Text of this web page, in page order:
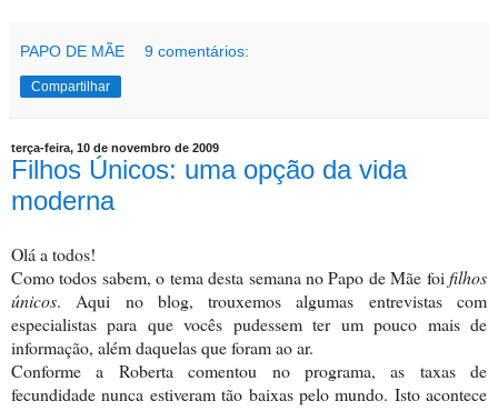
PAPO DE MÃE 9 comentários:
Compartilhar
terça-feira, 10 de novembro de 2009
Filhos Únicos: uma opção da vida
moderna
Olá a todos!
Como todos sabem, o tema desta semana no Papo de Mãe foi filhos
únicos. Aqui no blog, trouxemos algumas entrevistas com
especialistas para que vocês pudessem ter um pouco mais de
informação, além daquelas que foram ao ar.
Conforme a Roberta comentou no programa, as taxas de
fecundidade nunca estiveram tão baixas pelo mundo. Isto acontece